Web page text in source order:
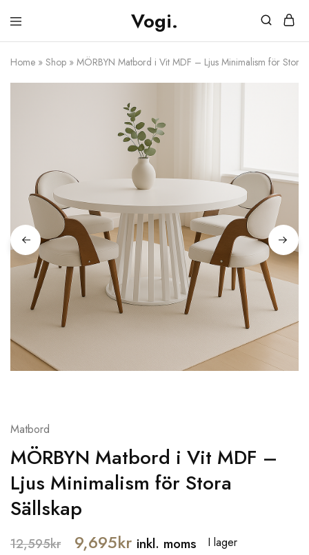
Vogi.
Vogi.se
Möbler
Belysning
Home » Shop » MÖRBYN Matbord i Vit MDF – Ljus Minimalism för Stora
Matbord
MÖRBYN Matbord i Vit MDF –
Ljus Minimalism för Stora
Sällskap
12,595kr 9,695kr inkl. moms I lager